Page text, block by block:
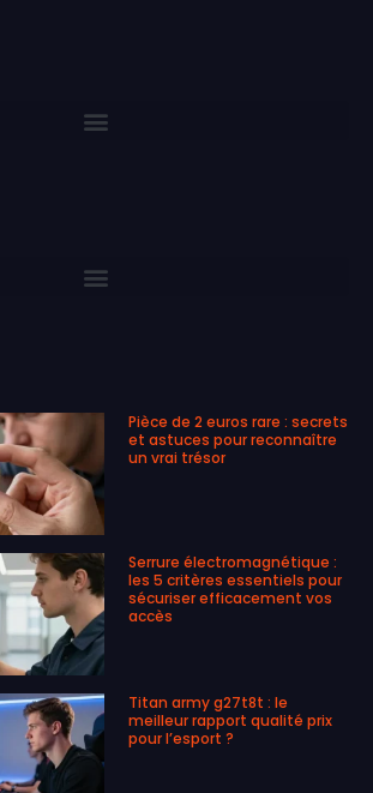
Pièce de 2 euros rare : secrets
et astuces pour reconnaître
un vrai trésor
Serrure électromagnétique :
les 5 critères essentiels pour
sécuriser efficacement vos
accès
Titan army g27t8t : le
meilleur rapport qualité prix
pour l’esport ?